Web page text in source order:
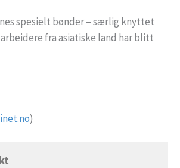
spesielt bønder – særlig knyttet
fra asiatiske land har blitt
)